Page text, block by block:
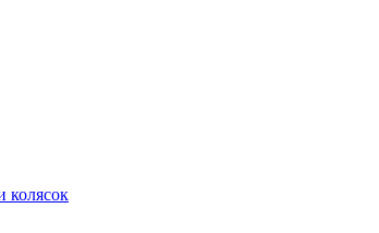
колясок